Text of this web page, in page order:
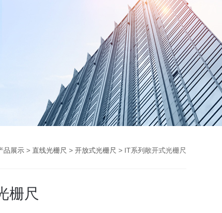
品展示 > 直线光栅尺 > 开放式光栅尺 > IT系列敞开式光栅尺
栅尺